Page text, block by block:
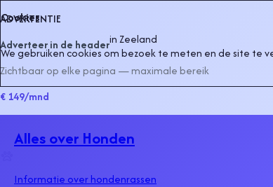
ADVERTENTIE
Adverteer in de headerinZeeland
Zichtbaar op elke pagina — maximale bereik
€ 149/mnd
Alles over Honden
Informatie over hondenrassen
Cookies
We gebruiken cookies om bezoek te meten en de site te